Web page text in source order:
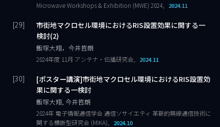
Microwave Workshops & Exhibition (MWE) 2024, 2024.11
市街地マクロセル環境におけるRIS設置効果に関する一
検討(2)
飯塚大翔，今井哲朗
2024年度 11月 アンテナ・伝播研究会, 2024.11
[ポスター講演]市街地マクロセル環境におけるRIS設置効
果に関する一検討
飯塚大翔, 今井哲朗
2024年 電子情報通信学会 通信ソサイエティ 革新的無線通信技術に
関する横断型研究会 (MIKA),
2024.10